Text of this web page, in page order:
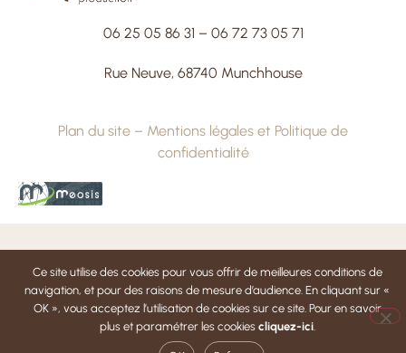
06 25 05 86 31 – 06 72 73 05 71
Rue Neuve, 68740 Munchhouse
Plan du site – Mentions légales et Politique de
confidentialité
Ce site utilise des cookies pour vous offrir de meilleures conditions de
navigation, et pour des raisons de mesure d’audience. En cliquant sur «
OK », vous acceptez l’utilisation de cookies sur ce site. Pour en savoir
plus et paramétrer les cookies cliquez-ici.